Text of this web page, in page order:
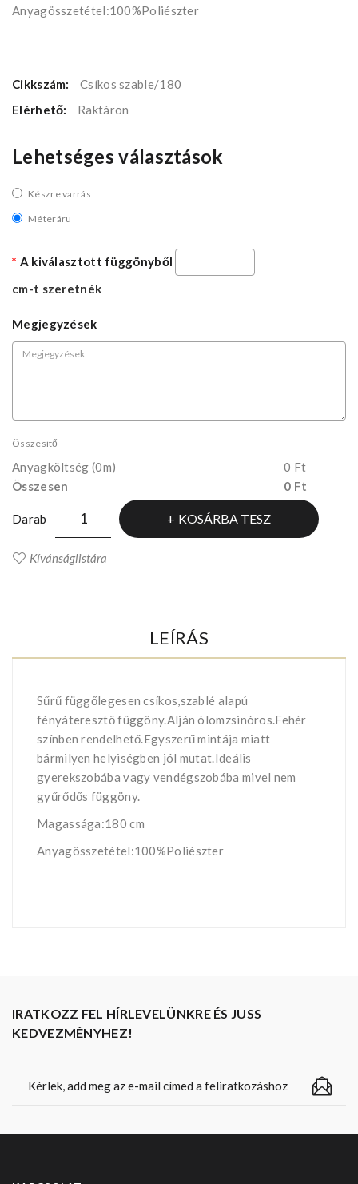
Anyagösszetétel:100%Poliészter
Cikkszám:
Csíkos szable/180
Elérhető:
Raktáron
Lehetséges választások
Készre varrás
Méteráru
A kiválasztott függönyből
cm-t szeretnék
Megjegyzések
Összesítő
Anyagköltség (0m)
0 Ft
Összesen
0 Ft
Darab KOSÁRBA TESZ
Kívánságlistára
LEÍRÁS
Sűrű függőlegesen csíkos,szablé alapú
fényáteresztő függöny.Alján ólomzsinóros.Fehér
színben rendelhető.Egyszerű mintája miatt
bármilyen helyiségben jól mutat.Ideális
gyerekszobába vagy vendégszobába mivel nem
gyűrődős függöny.
Magassága:180 cm
Anyagösszetétel:100%Poliészter
IRATKOZZ FEL HÍRLEVELÜNKRE ÉS JUSS
KEDVEZMÉNYHEZ!